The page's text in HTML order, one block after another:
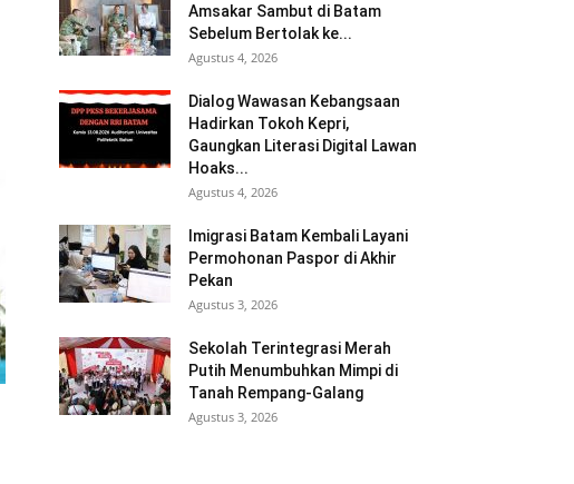
Amsakar Sambut di Batam
Sebelum Bertolak ke...
Agustus 4, 2026
Dialog Wawasan Kebangsaan
Hadirkan Tokoh Kepri,
Gaungkan Literasi Digital Lawan
Hoaks...
Agustus 4, 2026
Imigrasi Batam Kembali Layani
Permohonan Paspor di Akhir
Pekan
Agustus 3, 2026
Sekolah Terintegrasi Merah
Putih Menumbuhkan Mimpi di
Tanah Rempang-Galang
Agustus 3, 2026